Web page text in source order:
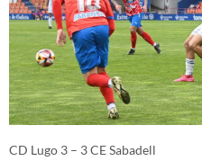
CD Lugo 3 – 3 CE Sabadell